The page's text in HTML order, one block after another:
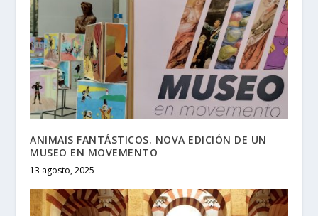
ANIMAIS FANTÁSTICOS. NOVA EDICIÓN DE UN
MUSEO EN MOVEMENTO
13 agosto, 2025